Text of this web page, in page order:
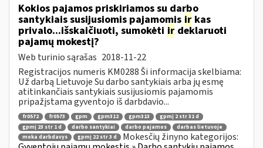
Kokios pajamos priskiriamos su darbo
santykiais susijusiomis pajamomis ir kas
privalo...išskaičiuoti, sumokėti ir deklaruoti
pajamų mokestį?
Web turinio sąrašas 2018-11-22
Registracijos numeris KM0288 Ši informacija skelbiama:
Už darbą Lietuvoje Su darbo santykiais arba jų esmę
atitinkančiais santykiais susijusiomis pajamomis
pripažįstama gyventojo iš darbdavio...
fr0572 fr0573 gpm gpm312 gpm313
gpmį 2 str 31 d
gpmį 23 str 1 d
darbo santykiai darbo pajamos
darbas lietuvoje
moka darbdavys
gpmį 22 str 3 d
Mokesčių žinyno kategorijos: